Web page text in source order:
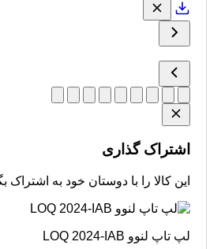
اشتراک گذاری
این کالا را با دوستان خود به اشتراک
لپ تاپ لنوو LOQ 2024-IAB